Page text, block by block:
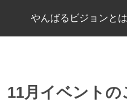
やんばるビジョンとは
11月イベントの